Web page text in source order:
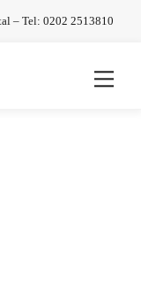
– Tel: 0202 2513810